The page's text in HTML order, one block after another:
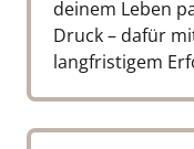
deinem Leben
Druck – dafür
langfristigem